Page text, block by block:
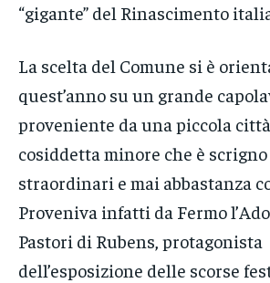
“gigante” del Rinascimento
La scelta del Comune si è
quest’anno su un grande
proveniente da una piccola
cosiddetta minore che è
straordinari e mai abbastanza
Proveniva infatti da Fermo
Pastori di Rubens, protagonista
dell’esposizione delle scorse